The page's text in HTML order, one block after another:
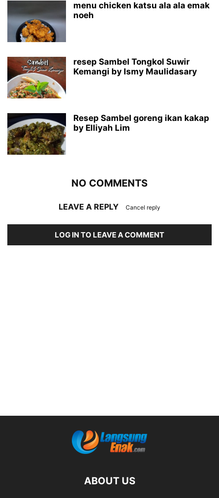
menu chicken katsu ala ala emak
noeh
resep Sambel Tongkol Suwir
Kemangi by Ismy Maulidasary
Resep Sambel goreng ikan kakap
by Elliyah Lim
NO COMMENTS
LEAVE A REPLY Cancel reply
LOG IN TO LEAVE A COMMENT
ABOUT US